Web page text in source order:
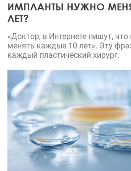
ИМПЛАНТЫ НУЖНО
ЛЕТ?
«Доктор, в Интернете пишут,
менять каждые 10 лет». Эту
каждый пластический хирург.